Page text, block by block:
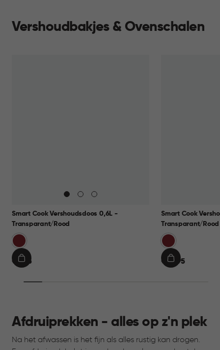
Vershoudbakjes & Ovenschalen
Smart Cook Vershoudsdoos 0,6L -
Transparant/Rood
Rood
€€ 9,95
IN
Smart Cook
Transparant/Rood
Rood
€€ 14,95
IN
Afdruiprekken - alles op z'n plek
Na het afwassen is het fijn als alles rustig kan drogen.